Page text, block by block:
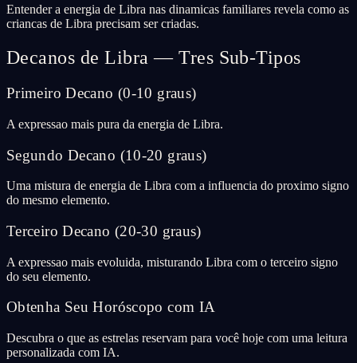
Entender a energia de Libra nas dinamicas familiares revela como as
criancas de Libra precisam ser criadas.
Decanos de Libra — Tres Sub-Tipos
Primeiro Decano (0-10 graus)
A expressao mais pura da energia de Libra.
Segundo Decano (10-20 graus)
Uma mistura de energia de Libra com a influencia do proximo signo
do mesmo elemento.
Terceiro Decano (20-30 graus)
A expressao mais evoluida, misturando Libra com o terceiro signo
do seu elemento.
Obtenha Seu Horóscopo com IA
Descubra o que as estrelas reservam para você hoje com uma leitura
personalizada com IA.